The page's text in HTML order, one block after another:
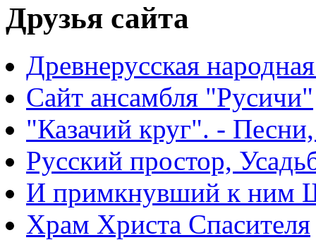
Друзья сайта
Древнерусская
Сайт ансамбля "Русичи"
"Казачий круг". -
Русский простор,
И примкнувший к ним
Храм Христа Спасителя